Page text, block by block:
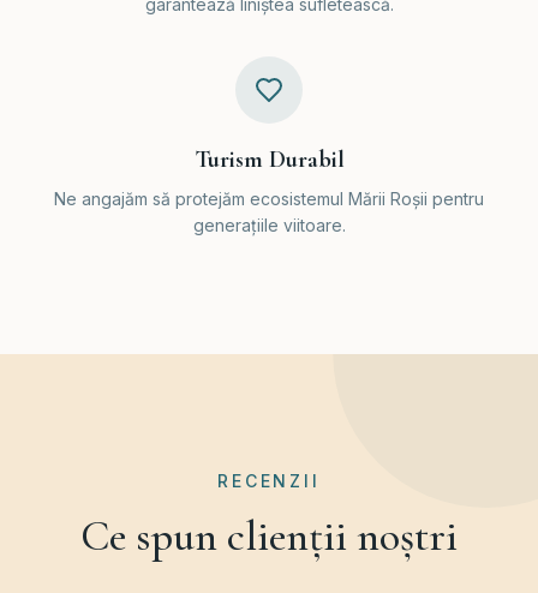
garantează liniștea sufletească.
Turism Durabil
Ne angajăm să protejăm ecosistemul Mării Roșii pentru
generațiile viitoare.
RECENZII
Ce spun clienții noștri